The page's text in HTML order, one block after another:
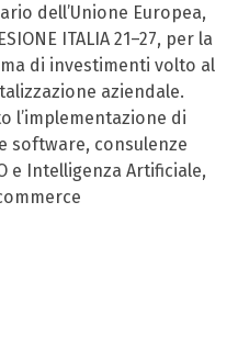
dell’Unione Europea,
ITALIA 21–27, per la
di investimenti volto al
aziendale.
l’implementazione di
software, consulenze
e Intelligenza Artificiale,